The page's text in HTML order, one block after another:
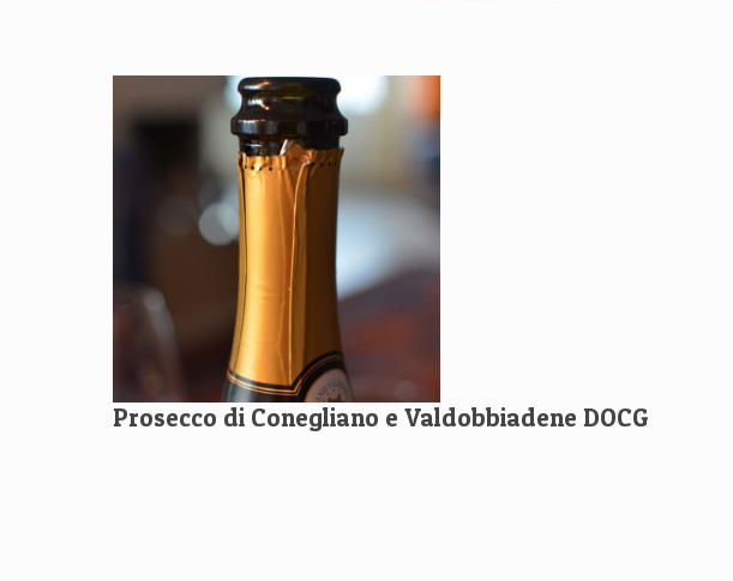
Prosecco di Conegliano e Valdobbiadene DOCG